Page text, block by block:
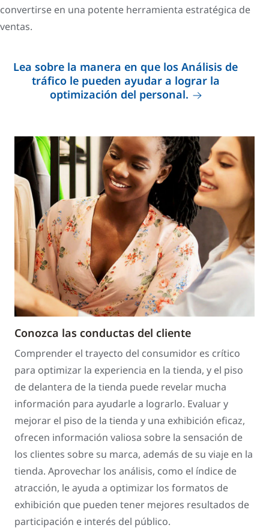
convertirse en una potente herramienta estratégica de
ventas.
Lea sobre la manera en que los Análisis de
tráfico le pueden ayudar a lograr la
optimización del personal.
Conozca las conductas del cliente
Comprender el trayecto del consumidor es crítico
para optimizar la experiencia en la tienda, y el piso
de delantera de la tienda puede revelar mucha
información para ayudarle a lograrlo. Evaluar y
mejorar el piso de la tienda y una exhibición eficaz,
ofrecen información valiosa sobre la sensación de
los clientes sobre su marca, además de su viaje en la
tienda. Aprovechar los análisis, como el índice de
atracción, le ayuda a optimizar los formatos de
exhibición que pueden tener mejores resultados de
participación e interés del público.